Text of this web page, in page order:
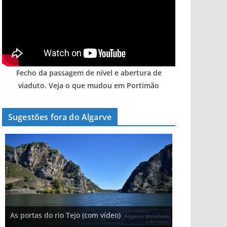
Fecho da passagem de nível e abertura de
viaduto. Veja o que mudou em Portimão
Sugestões fora do Algarve
As portas do rio Tejo (com vídeo)
A aldeia mais portuguesa de Portugal (com
vídeo)
A piscina natural com cascata
Foto do dia: o Algarve tem mais de 200 km de